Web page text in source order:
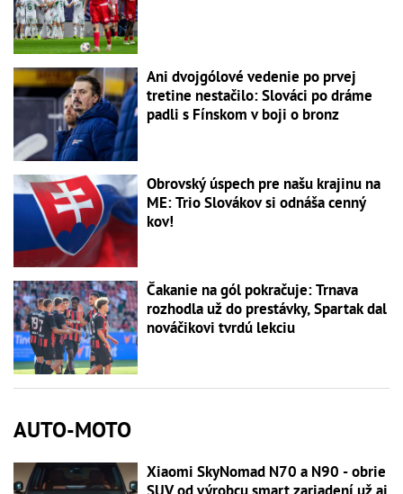
Ani dvojgólové vedenie po prvej
tretine nestačilo: Slováci po dráme
padli s Fínskom v boji o bronz
Obrovský úspech pre našu krajinu na
ME: Trio Slovákov si odnáša cenný
kov!
Čakanie na gól pokračuje: Trnava
rozhodla už do prestávky, Spartak dal
nováčikovi tvrdú lekciu
AUTO-MOTO
Xiaomi SkyNomad N70 a N90 - obrie